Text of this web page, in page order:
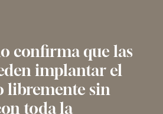
confirma que las
implantar el
libremente sin
toda la